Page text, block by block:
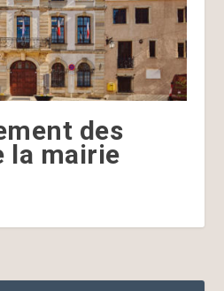
des
la mairie